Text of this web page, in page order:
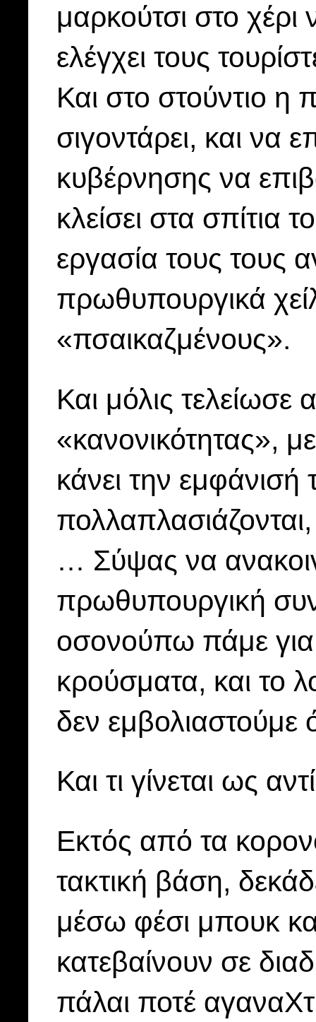
μαρκούτσι στο χέρι
ελέγχει τους
Και στο στούντιο η
σιγοντάρει, και να
κυβέρνησης να
κλείσει στα σπίτια
εργασία τους τους
πρωθυπουργικά
«πσαικαζμένους».
Και μόλις τελείωσε
«κανονικότητας»,
κάνει την
… Σύψας να
πρωθυπουργική
οσονούπω πάμε για
κρούσματα, και το
δεν εμβολιαστούμε
Και τι γίνεται ως
Εκτός από τα
τακτική βάση,
μέσω φέσι μπουκ
κατεβαίνουν σε
πάλαι ποτέ